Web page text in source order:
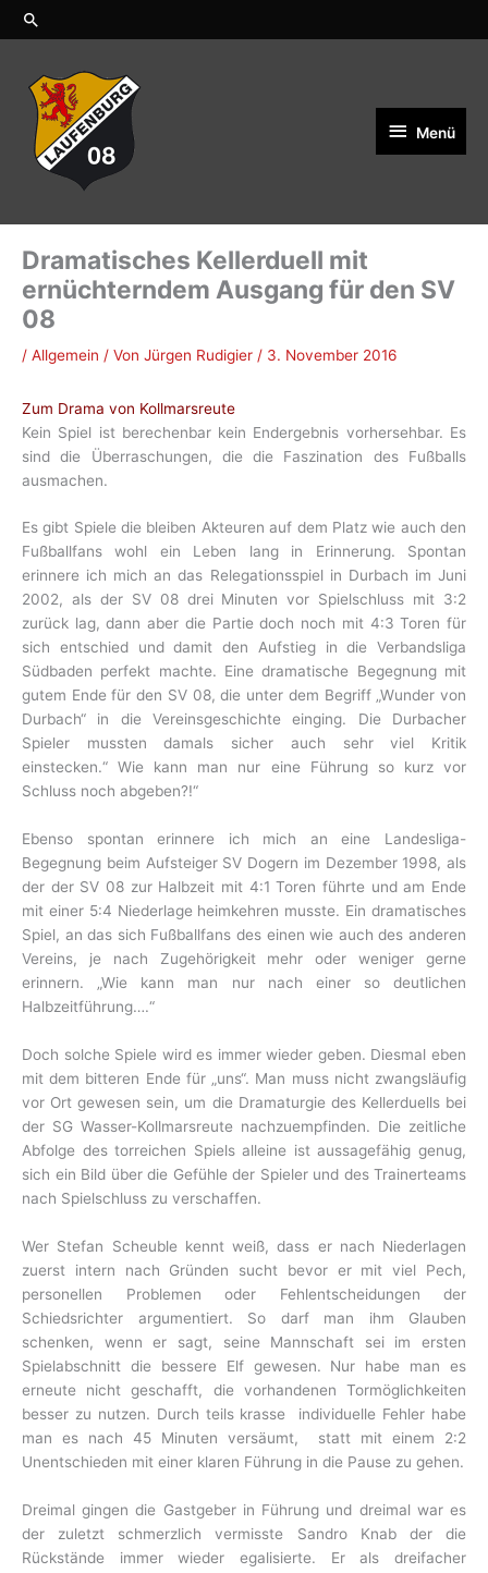
ZumSuchen
Menü
Menü
Dramatisches Kellerduell mit
ernüchterndem Ausgang für den SV
08
/ Allgemein / Von Jürgen Rudigier / 3. November 2016
Zum Drama von Kollmarsreute
Kein Spiel ist berechenbar kein Endergebnis vorhersehbar. Es
sind die Überraschungen, die die Faszination des Fußballs
ausmachen.
Es gibt Spiele die bleiben Akteuren auf dem Platz wie auch den
Fußballfans wohl ein Leben lang in Erinnerung. Spontan
erinnere ich mich an das Relegationsspiel in Durbach im Juni
2002, als der SV 08 drei Minuten vor Spielschluss mit 3:2
zurück lag, dann aber die Partie doch noch mit 4:3 Toren für
sich entschied und damit den Aufstieg in die Verbandsliga
Südbaden perfekt machte. Eine dramatische Begegnung mit
gutem Ende für den SV 08, die unter dem Begriff „Wunder von
Durbach“ in die Vereinsgeschichte einging. Die Durbacher
Spieler mussten damals sicher auch sehr viel Kritik
einstecken.“ Wie kann man nur eine Führung so kurz vor
Schluss noch abgeben?!“
Ebenso spontan erinnere ich mich an eine Landesliga-
Begegnung beim Aufsteiger SV Dogern im Dezember 1998, als
der der SV 08 zur Halbzeit mit 4:1 Toren führte und am Ende
mit einer 5:4 Niederlage heimkehren musste. Ein dramatisches
Spiel, an das sich Fußballfans des einen wie auch des anderen
Vereins, je nach Zugehörigkeit mehr oder weniger gerne
erinnern. „Wie kann man nur nach einer so deutlichen
Halbzeitführung….“
Doch solche Spiele wird es immer wieder geben. Diesmal eben
mit dem bitteren Ende für „uns“. Man muss nicht zwangsläufig
vor Ort gewesen sein, um die Dramaturgie des Kellerduells bei
der SG Wasser-Kollmarsreute nachzuempfinden. Die zeitliche
Abfolge des torreichen Spiels alleine ist aussagefähig genug,
sich ein Bild über die Gefühle der Spieler und des Trainerteams
nach Spielschluss zu verschaffen.
Wer Stefan Scheuble kennt weiß, dass er nach Niederlagen
zuerst intern nach Gründen sucht bevor er mit viel Pech,
personellen Problemen oder Fehlentscheidungen der
Schiedsrichter argumentiert. So darf man ihm Glauben
schenken, wenn er sagt, seine Mannschaft sei im ersten
Spielabschnitt die bessere Elf gewesen. Nur habe man es
erneute nicht geschafft, die vorhandenen Tormöglichkeiten
besser zu nutzen. Durch teils krasse individuelle Fehler habe
man es nach 45 Minuten versäumt, statt mit einem 2:2
Unentschieden mit einer klaren Führung in die Pause zu gehen.
Dreimal gingen die Gastgeber in Führung und dreimal war es
der zuletzt schmerzlich vermisste Sandro Knab der die
Rückstände immer wieder egalisierte. Er als dreifacher